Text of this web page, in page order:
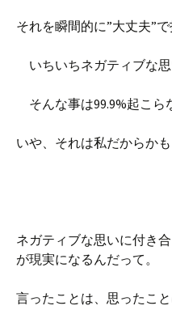
それを瞬間的に”大丈夫”
いちいちネガティブな思
そんな事は99.9%起こら
いや、それは私だからかも
ネガティブな思いに付き
が現実になるんだって。
言ったことは、思ったこ